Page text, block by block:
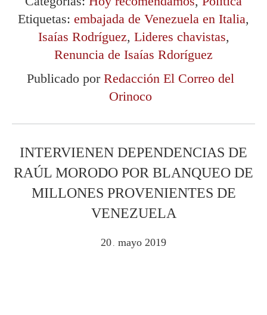
Etiquetas: embajada de Venezuela en Italia,
Isaías Rodríguez, Lideres chavistas,
Renuncia de Isaías Rdoríguez
Publicado por Redacción El Correo del
Orinoco
INTERVIENEN DEPENDENCIAS DE
RAÚL MORODO POR BLANQUEO DE
MILLONES PROVENIENTES DE
VENEZUELA
20 mayo 2019